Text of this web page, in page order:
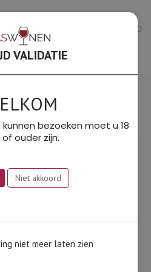
0
laag
LAAG NAAR HOOG
VALIDATIE
kunnen bezoeken moet u 18
ouder zijn.
Niet akkoord
niet meer laten zien